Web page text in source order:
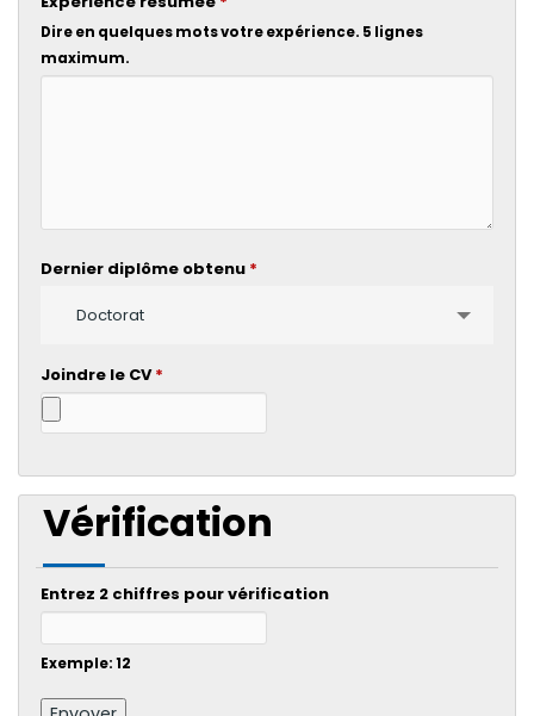
Dire en quelques mots votre expérience. 5 lignes
maximum.
Dernier diplôme obtenu *
Doctorat
Joindre le CV*
Vérification
Entrez 2 chiffres pour vérification
Exemple: 12